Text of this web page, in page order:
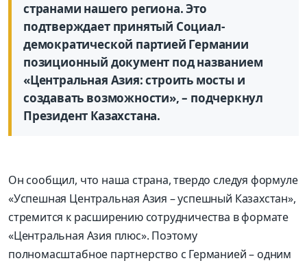
странами нашего региона. Это
подтверждает принятый Социал-
демократической партией Германии
позиционный документ под названием
«Центральная Азия: строить мосты и
создавать возможности», – подчеркнул
Президент Казахстана.
Он сообщил, что наша страна, твердо следуя формуле
«Успешная Центральная Азия – успешный Казахстан»,
стремится к расширению сотрудничества в формате
«Центральная Азия плюс». Поэтому
полномасштабное партнерство с Германией – одним